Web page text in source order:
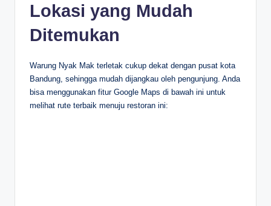
Lokasi yang Mudah
Ditemukan
Warung Nyak Mak terletak cukup dekat dengan pusat kota
Bandung, sehingga mudah dijangkau oleh pengunjung. Anda
bisa menggunakan fitur Google Maps di bawah ini untuk
melihat rute terbaik menuju restoran ini: